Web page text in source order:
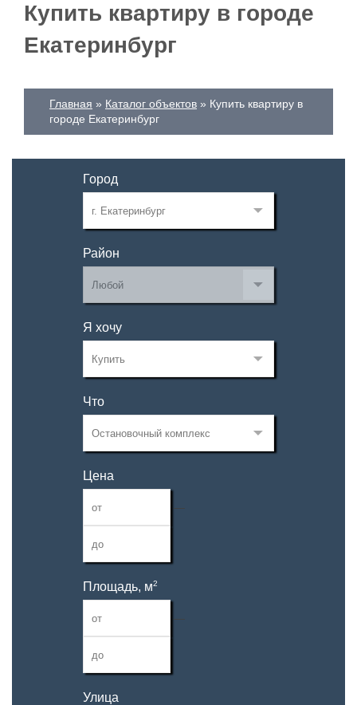
Купить квартиру в городе
Екатеринбург
Главная Каталог объектов
Купить квартиру в
городе Екатеринбург
Город
Район
Я хочу
Что
Цена
—
Площадь, м2
—
Улица